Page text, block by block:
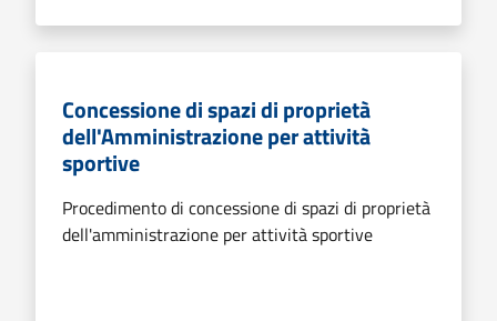
Concessione di spazi di proprietà
dell'Amministrazione per attività
sportive
Procedimento di concessione di spazi di proprietà
dell'amministrazione per attività sportive